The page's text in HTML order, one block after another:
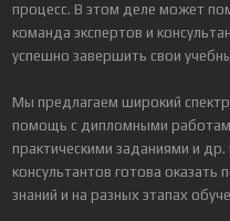
процесс. В этом деле может
команда экспертов и
успешно завершить свои
Мы предлагаем широкий спектр
помощь с дипломными
практическими заданиями и
консультантов готова
знаний и на разных этапах